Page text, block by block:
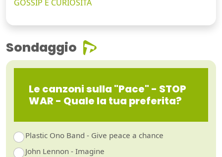
GOSSIP E CURIOSITÀ
Sondaggio
Le canzoni sulla "Pace" - STOP
WAR - Quale la tua preferita?
Plastic Ono Band - Give peace a chance
John Lennon - Imagine